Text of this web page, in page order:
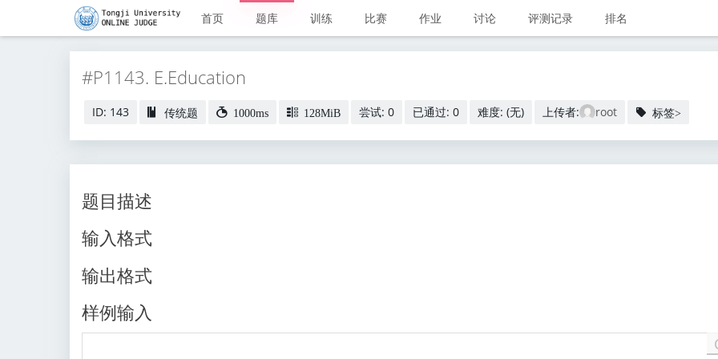
首页 题库 训练 比赛 作业 讨论 评测记录 排名
#P1143. E.Education
ID: 143 传统题 1000ms 128MiB 尝试: 0 已通过: 0 难度: (无) 上传者: root 标签>
题目描述
输入格式
输出格式
样例输入